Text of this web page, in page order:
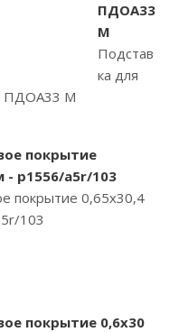
ПДОА33
М
Подстав
ка для
ПДОА33 М
покрытие
- p1556/a5r/103
покрытие 0,65х30,4
103
покрытие 0,6х30